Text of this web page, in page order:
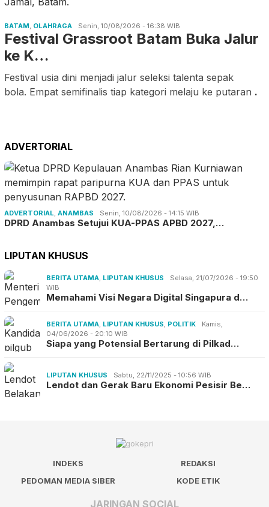
BATAM, OLAHRAGA Senin, 10/08/2026 - 16:38 WIB
Festival Grassroot Batam Buka Jalur
ke K…
Festival usia dini menjadi jalur seleksi talenta sepak
bola. Empat semifinalis tiap kategori melaju ke putaran .
ADVERTORIAL
ADVERTORIAL, ANAMBAS Senin, 10/08/2026 - 14:15 WIB
DPRD Anambas Setujui KUA-PPAS APBD 2027,…
LIPUTAN KHUSUS
BERITA UTAMA, LIPUTAN KHUSUS
Selasa, 21/07/2026 - 19:50
WIB
Memahami Visi Negara Digital Singapura d…
BERITA UTAMA, LIPUTAN KHUSUS, POLITIK
Kamis,
04/06/2026 - 20:10 WIB
Siapa yang Potensial Bertarung di Pilkad…
LIPUTAN KHUSUS Sabtu, 22/11/2025 - 10:56 WIB
Lendot dan Gerak Baru Ekonomi Pesisir Be…
INDEKS
REDAKSI
PEDOMAN MEDIA SIBER
KODE ETIK
JARINGAN SOCIAL